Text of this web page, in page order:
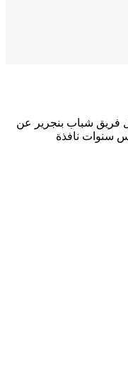
فريق شباب بنجرير عن
سنوات نافذة